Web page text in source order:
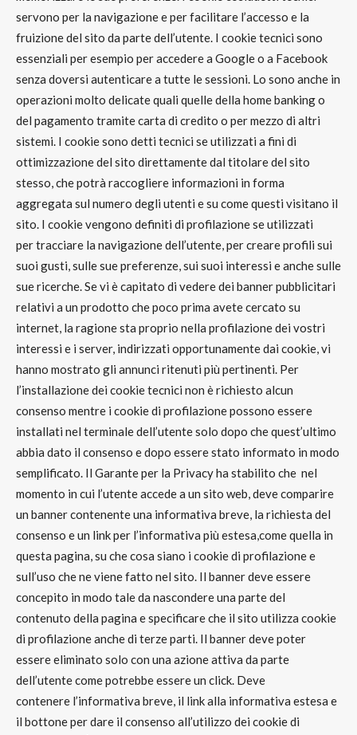
servono per la navigazione e per facilitare l’accesso e la
fruizione del sito da parte dell’utente. I cookie tecnici sono
essenziali per esempio per accedere a Google o a Facebook
senza doversi autenticare a tutte le sessioni. Lo sono anche in
operazioni molto delicate quali quelle della home banking o
del pagamento tramite carta di credito o per mezzo di altri
sistemi. I cookie sono detti tecnici se utilizzati a fini di
ottimizzazione del sito direttamente dal titolare del sito
stesso, che potrà raccogliere informazioni in forma
aggregata sul numero degli utenti e su come questi visitano il
sito. I cookie vengono definiti di profilazionese utilizzati
pertracciare la navigazione dell’utente, per creareprofili sui
suoi gusti, sulle sue preferenze, sui suoi interessi e anche sulle
sue ricerche. Se vi è capitato di vedere dei banner pubblicitari
relativi a un prodotto che poco prima avete cercato su
internet, la ragione sta proprio nella profilazione dei vostri
interessi e i server, indirizzati opportunamente dai cookie, vi
hanno mostrato gli annunci ritenuti più pertinenti. Per
l’installazione dei cookie tecnici non è richiesto alcun
consenso mentre i cookie di profilazione possono essere
installati nel terminale dell’utente solo dopo che quest’ultimo
abbia dato il consenso e dopo essere stato informato in modo
semplificato. Il Garante per la Privacyha stabilito che nel
momento in cui l’utente accede a un sito web, deve comparire
un banner contenente una informativa breve, la richiesta del
consenso e un link per l’informativa più estesa,come quella in
questa pagina, su che cosa siano i cookie di profilazionee
sull’uso che ne viene fatto nel sito. Il banner deve essere
concepito in modo tale da nascondere una parte del
contenuto della pagina e specificare che il sito utilizza cookie
di profilazione anche di terze parti. Il banner deve poter
essereeliminato solo con una azione attiva da parte
dell’utentecome potrebbe essere un click. Deve
contenere l’informativa breve, il link alla informativa estesa e
il bottone per dare il consenso all’utilizzo dei cookie di